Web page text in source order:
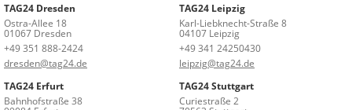
TAG24 Dresden
Ostra-Allee 18
01067 Dresden
+49 351 888-2424
dresden@tag24.de
TAG24 Leipzig
Karl-Liebknecht-Straße 8
04107 Leipzig
+49 341 24250430
leipzig@tag24.de
TAG24 Erfurt
Bahnhofstraße 38
TAG24 Stuttgart
Curiestraße 2